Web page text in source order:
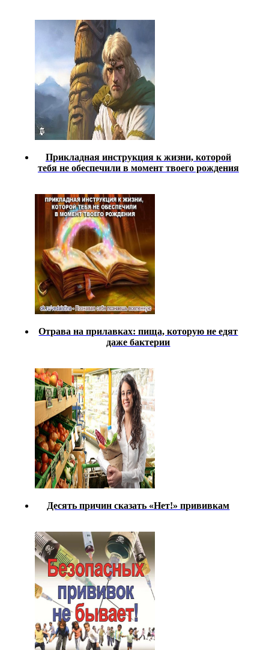
Прикладная инструкция к жизни, которой
тeбя не обеспечили в момент твоего рождения
Отрава на прилавках: пища, которую не едят
даже бактерии
Десять причин сказать «Нет!» прививкам